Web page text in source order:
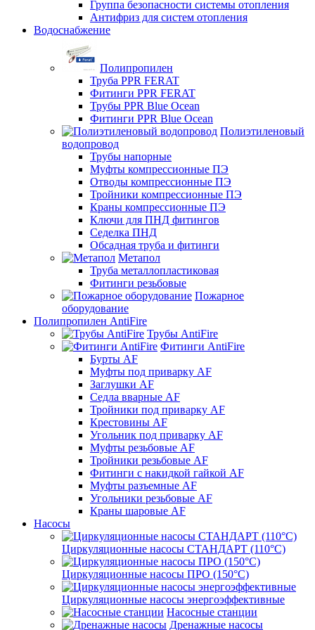
Группа безопасности системы отопления
Антифриз для систем отопления
Водоснабжение
Полипропилен
Труба PPR FERAT
Фитинги PPR FERAT
Трубы PPR Blue Ocean
Фитинги PPR Blue Ocean
Полиэтиленовый
водопровод
Трубы напорные
Муфты компрессионные ПЭ
Отводы компрессионные ПЭ
Тройники компрессионные ПЭ
Краны компрессионные ПЭ
Ключи для ПНД фитингов
Седелка ПНД
Обсадная труба и фитинги
Метапол
Труба металлопластиковая
Фитинги резьбовые
Пожарное
оборудование
Полипропилен AntiFire
Трубы AntiFire
Фитинги AntiFire
Бурты AF
Муфты под приварку AF
Заглушки AF
Седла вварные AF
Тройники под приварку AF
Крестовины AF
Угольник под приварку AF
Муфты резьбовые AF
Тройники резьбовые AF
Фитинги с накидкой гайкой AF
Муфты разъемные AF
Угольники резьбовые AF
Краны шаровые AF
Насосы
Циркуляционные насосы СТАНДАРТ (110°C)
Циркуляционные насосы ПРО (150°C)
Циркуляционные насосы энергоэффективные
Насосные станции
Дренажные насосы